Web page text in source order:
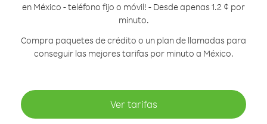
en México - teléfono fijo o móvil! - Desde apenas 1.2 ¢ por
minuto.
Compra paquetes de crédito o un plan de llamadas para
conseguir las mejores tarifas por minuto a México.
Ver tarifas